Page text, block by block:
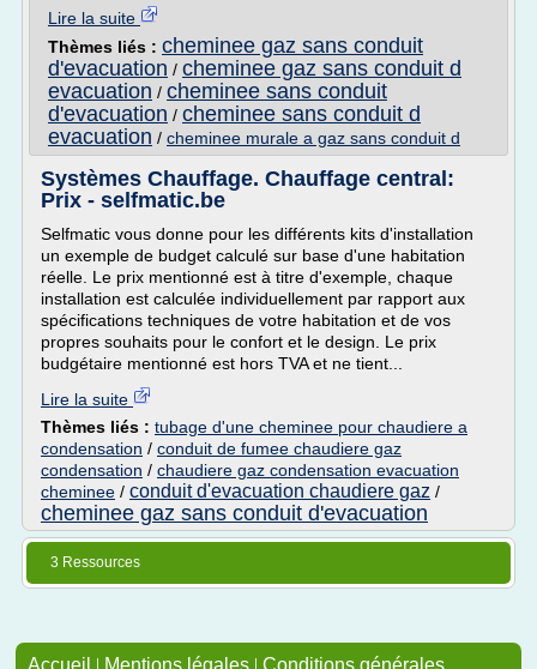
Lire la suite
Thèmes liés : cheminee gaz sans conduit
d'evacuation / cheminee gaz sans conduit d
evacuation / cheminee sans conduit
d'evacuation / cheminee sans conduit d
evacuation / cheminee murale a gaz sans conduit d
Systèmes Chauffage. Chauffage central:
Prix - selfmatic.be
Selfmatic vous donne pour les différents kits d'installation
un exemple de budget calculé sur base d'une habitation
réelle. Le prix mentionné est à titre d'exemple, chaque
installation est calculée individuellement par rapport aux
spécifications techniques de votre habitation et de vos
propres souhaits pour le confort et le design. Le prix
budgétaire mentionné est hors TVA et ne tient...
Lire la suite
Thèmes liés : tubage d'une cheminee pour chaudiere a
condensation / conduit de fumee chaudiere gaz
condensation / chaudiere gaz condensation evacuation
cheminee / conduit d'evacuation chaudiere gaz /
cheminee gaz sans conduit d'evacuation
3 Ressources
Accueil | Mentions légales | Conditions générales